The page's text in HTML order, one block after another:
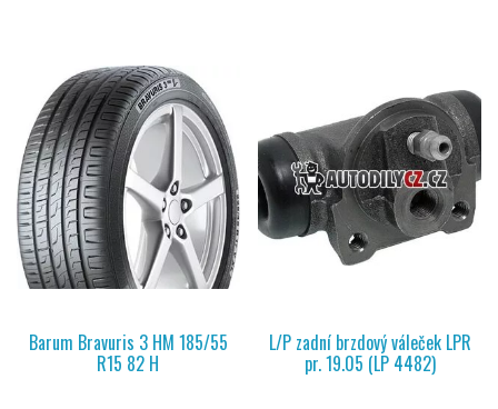
Barum Bravuris 3 HM 185/55
R15 82 H
L/P zadní brzdový váleček LPR
pr. 19.05 (LP 4482)